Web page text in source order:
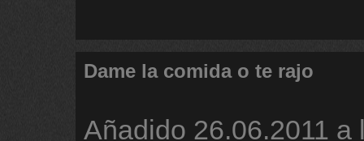
Dame la comida o te rajo
Añadido 26.06.2011 a